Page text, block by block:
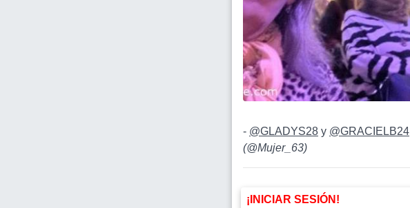
- @GLADYS28 y @GRACIELB24
(@Mujer_63)
¡INICIAR SESIÓN!